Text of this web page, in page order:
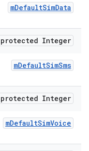
mDefaultSimData
protected Integer
mDefaultSimSms
protected Integer
mDefaultSimVoice